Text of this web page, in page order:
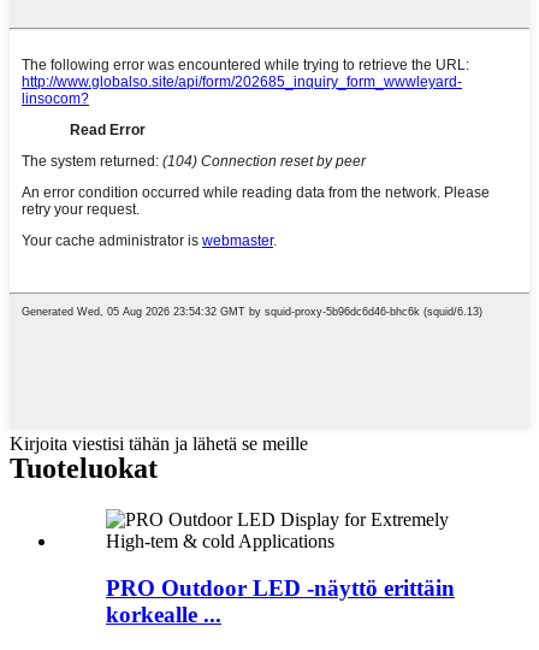
Kirjoita viestisi tähän ja lähetä se meille
Tuoteluokat
PRO Outdoor LED -näyttö erittäin
korkealle ...